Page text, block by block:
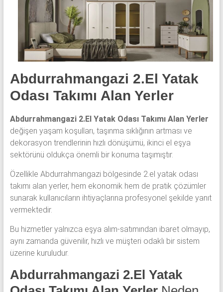
odası,
Antika
odası
Metebronz
yatak
odası
takımı
Abdurrahmangazi 2.El Yatak
Odası Takımı Alan Yerler
Abdurrahmangazi 2.El Yatak Odası Takımı Alan Yerler
değişen yaşam koşulları, taşınma sıklığının artması ve
dekorasyon trendlerinin hızlı dönüşümü, ikinci el eşya
sektörünü oldukça önemli bir konuma taşımıştır.
Özellikle Abdurrahmangazi bölgesinde 2.el yatak odası
takımı alan yerler, hem ekonomik hem de pratik çözümler
sunarak kullanıcıların ihtiyaçlarına profesyonel şekilde yanıt
vermektedir.
Bu hizmetler yalnızca eşya alım-satımından ibaret olmayıp,
aynı zamanda güvenilir, hızlı ve müşteri odaklı bir sistem
üzerine kuruludur.
Abdurrahmangazi 2.El Yatak